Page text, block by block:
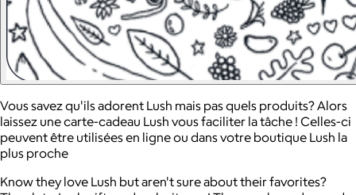
Vous savez qu'ils adorent Lush mais pas quels produits? Alors
laissez une carte-cadeau Lush vous faciliter la tâche ! Celles-ci
peuvent être utilisées en ligne ou dans votre boutique Lush la
plus proche
Know they love Lush but aren't sure about their favorites?